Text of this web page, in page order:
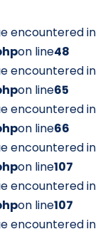
encountered in
on line48
encountered in
on line65
encountered in
on line66
encountered in
on line107
encountered in
on line107
encountered in